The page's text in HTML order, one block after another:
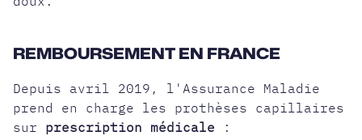
REMBOURSEMENT EN FRANCE
Depuis avril 2019, l'Assurance Maladie
prend en charge les prothèses capillaires
sur prescription médicale :